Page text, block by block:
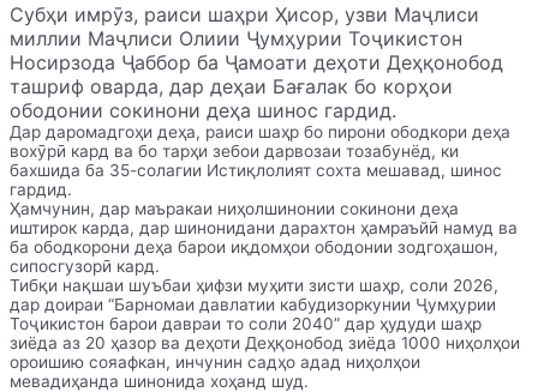
Субҳи имрӯз, раиси шаҳри Ҳисор, узви Маҷлиси
миллии Маҷлиси Олиии Ҷумҳурии Тоҷикистон
Носирзода Ҷаббор ба Ҷамоати деҳоти Деҳқонобод
ташриф оварда, дар деҳаи Бағалак бо корҳои
ободонии сокинони деҳа шинос гардид.
Дар даромадгоҳи деҳа, раиси шаҳр бо пирони ободкори деҳа
вохӯрӣ кард ва бо тарҳи зебои дарвозаи тозабунёд, ки
бахшида ба 35-солагии Истиқлолият сохта мешавад, шинос
гардид.
Ҳамчунин, дар маъракаи ниҳолшинонии сокинони деҳа
иштирок карда, дар шинонидани дарахтон ҳамраъйӣ намуд ва
ба ободкорони деҳа барои иқдомҳои ободонии зодгоҳашон,
сипосгузорӣ кард.
Тибқи нақшаи шуъбаи ҳифзи муҳити зисти шаҳр, соли 2026,
дар доираи “Барномаи давлатии кабудизоркунии Ҷумҳурии
Тоҷикистон барои давраи то соли 2040” дар ҳудуди шаҳр
зиёда аз 20 ҳазор ва деҳоти Деҳқонобод зиёда 1000 ниҳолҳои
ороишию сояафкан, инчунин садҳо адад ниҳолҳои
мевадиҳанда шинонида хоҳанд шуд.